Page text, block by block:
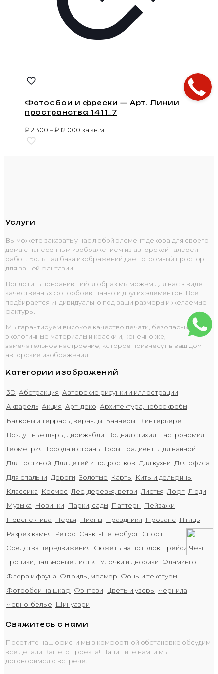
Фотообои и фрески — Арт. Линии
пространства 1411_7
₽2 300 –₽12 000 за кв.м.
Услуги
Вы можете заказать у нас любой элемент декора для своего
дома с нанесенным изображением из авторской галереи
работ. Большая база изображений дает огромный простор
для вашей фантазии.
Воплотить понравившийся образ мы можем для вас в виде
качественных фотообоев, панно и других элементов. Все
подбирается индивидуально под ваши размеры и желаемые
фактуры.
Мы гарантируем высокое качество печати, безопасные
экологичные материалы и краски и, конечно же,
замечательное настроение, которое привнесут в ваш дом
авторские изображения.
Категории изображений
3D Абстракция Авторские рисунки и иллюстрации
Акварель Акция Арт-деко Архитектура, небоскребы
Балконы и террасы, веранды
Баннеры
В интерьере
Воздушные шары, дирижабли
Водная стихия
Гастрономия
Геометрия
Города и страны Горы Градиент Для ванной
Для гостиной Для детей и подростков Для кухни Для офиса
Для спальни Дороги Золотые Карты
Киты и дельфины
Классика
Космос Лес, деревья, ветви Листья Лофт Люди
Музыка
Новинки Парки, сады Паттерн
Пейзажи
Перспектива
Перья Пионы Праздники Прованс
Птицы
Разрез камня
Ретро Санкт-Петербург Спорт
Средства передвижения Сюжеты на потолок Трейси Ченг
Тропики, пальмовые листья Улочки и дворики Фламинго
Флора и фауна Флюиды, мрамор Фоны и текстуры
Фотообои на шкаф Фэнтези Цветы и узоры Чернила
Черно-белые
Шинуазри
Свяжитесь с нами
Посетите наш офис, и мы в комфортной обстановке обсудим
все детали Вашего проекта! Напишите нам, и мы
договоримся о встрече.